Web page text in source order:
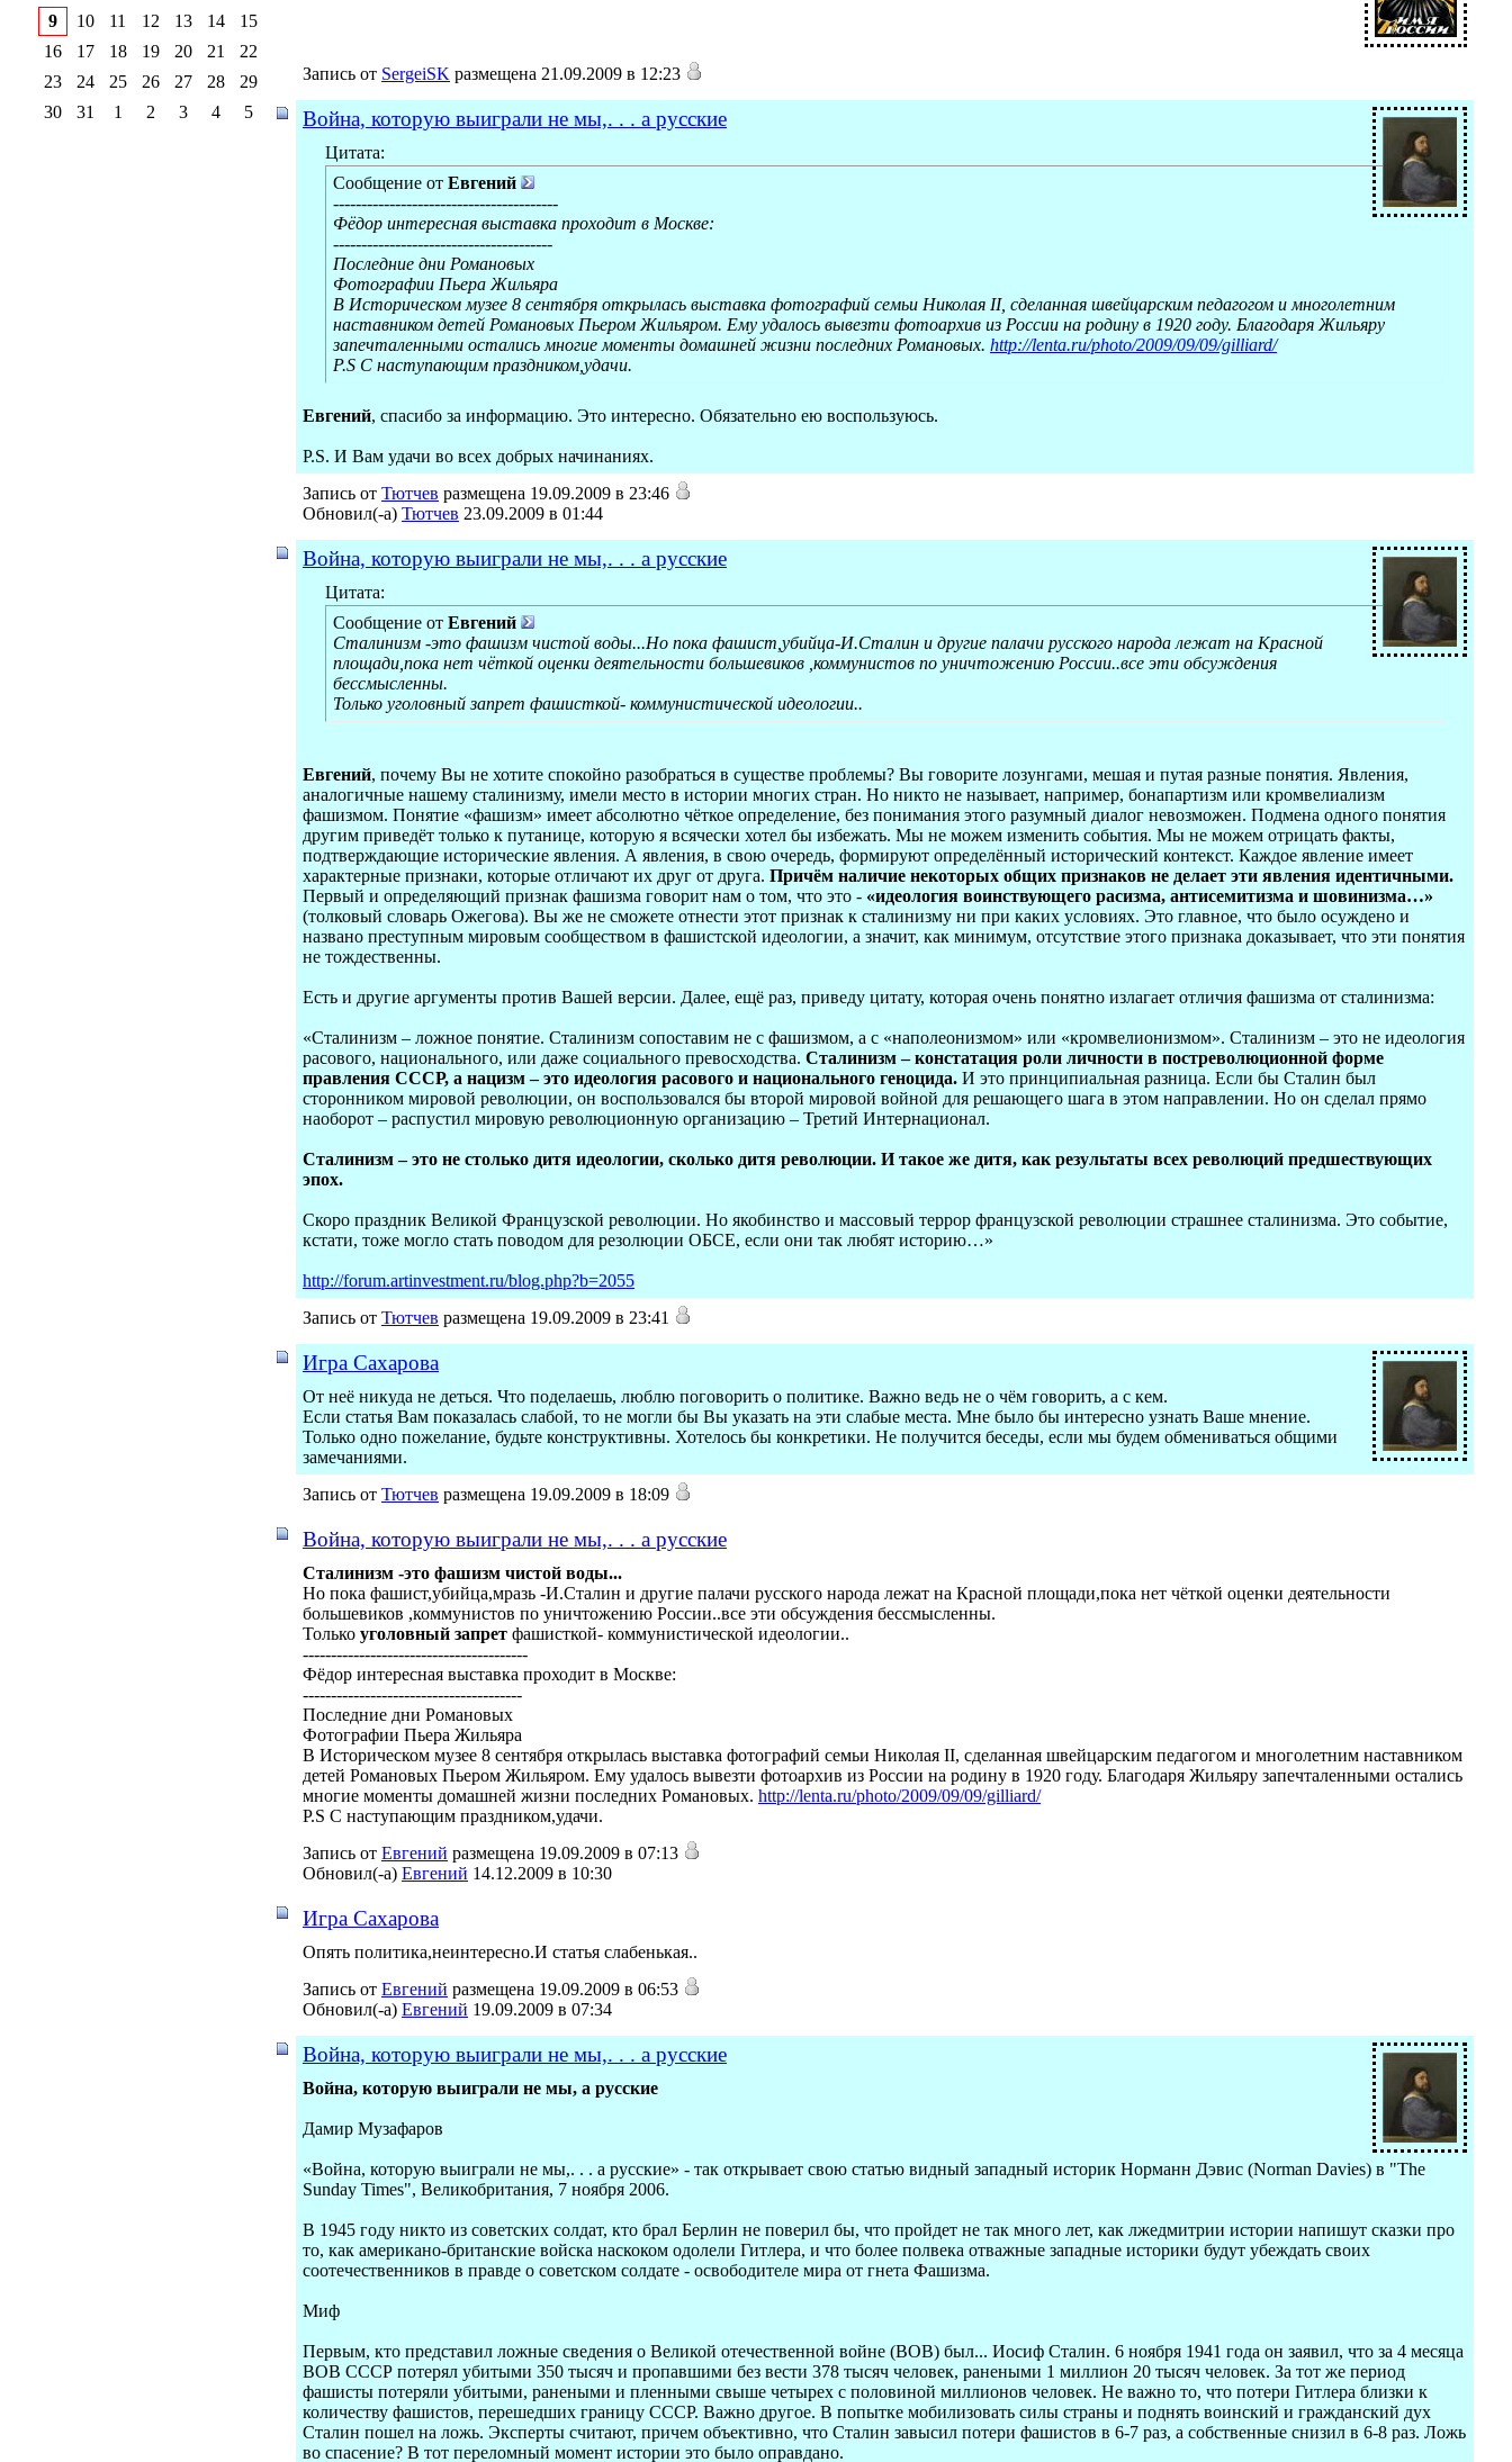
Запись от SergeiSK размещена 21.09.2009 в 12:23
Война, которую выиграли не мы,. . . а русские
Цитата:
Сообщение от Евгений
----------------------------------------
Фёдор интересная выставка проходит в Москве:
---------------------------------------
Последние дни Романовых
Фотографии Пьера Жильяра
В Историческом музее 8 сентября открылась выставка фотографий семьи Николая II, сделанная швейцарским педагогом и многолетним
наставником детей Романовых Пьером Жильяром. Ему удалось вывезти фотоархив из России на родину в 1920 году. Благодаря Жильяру
запечталенными остались многие моменты домашней жизни последних Романовых. http://lenta.ru/photo/2009/09/09/gilliard/
P.S С наступающим праздником,удачи.
Евгений, спасибо за информацию. Это интересно. Обязательно ею воспользуюсь.
P.S. И Вам удачи во всех добрых начинаниях.
Запись от Тютчев размещена 19.09.2009 в 23:46
Обновил(-а) Тютчев 23.09.2009 в 01:44
Война, которую выиграли не мы,. . . а русские
Цитата:
Сообщение от Евгений
Сталинизм -это фашизм чистой воды...Но пока фашист,убийца-И.Сталин и другие палачи русского народа лежат на Красной
площади,пока нет чёткой оценки деятельности большевиков ,коммунистов по уничтожению России..все эти обсуждения
бессмысленны.
Только уголовный запрет фашисткой- коммунистической идеологии..
Евгений, почему Вы не хотите спокойно разобраться в существе проблемы? Вы говорите лозунгами, мешая и путая разные понятия. Явления,
аналогичные нашему сталинизму, имели место в истории многих стран. Но никто не называет, например, бонапартизм или кромвелиализм
фашизмом. Понятие «фашизм» имеет абсолютно чёткое определение, без понимания этого разумный диалог невозможен. Подмена одного понятия
другим приведёт только к путанице, которую я всячески хотел бы избежать. Мы не можем изменить события. Мы не можем отрицать факты,
подтверждающие исторические явления. А явления, в свою очередь, формируют определённый исторический контекст. Каждое явление имеет
характерные признаки, которые отличают их друг от друга. Причём наличие некоторых общих признаков не делает эти явления идентичными.
Первый и определяющий признак фашизма говорит нам о том, что это - «идеология воинствующего расизма, антисемитизма и шовинизма…»
(толковый словарь Ожегова). Вы же не сможете отнести этот признак к сталинизму ни при каких условиях. Это главное, что было осуждено и
названо преступным мировым сообществом в фашистской идеологии, а значит, как минимум, отсутствие этого признака доказывает, что эти понятия
не тождественны.
Есть и другие аргументы против Вашей версии. Далее, ещё раз, приведу цитату, которая очень понятно излагает отличия фашизма от сталинизма:
«Сталинизм – ложное понятие. Сталинизм сопоставим не с фашизмом, а с «наполеонизмом» или «кромвелионизмом». Сталинизм – это не идеология
расового, национального, или даже социального превосходства. Сталинизм – констатация роли личности в постреволюционной форме
правления СССР, а нацизм – это идеология расового и национального геноцида. И это принципиальная разница. Если бы Сталин был
сторонником мировой революции, он воспользовался бы второй мировой войной для решающего шага в этом направлении. Но он сделал прямо
наоборот – распустил мировую революционную организацию – Третий Интернационал.
Сталинизм – это не столько дитя идеологии, сколько дитя революции. И такое же дитя, как результаты всех революций предшествующих
эпох.
Скоро праздник Великой Французской революции. Но якобинство и массовый террор французской революции страшнее сталинизма. Это событие,
кстати, тоже могло стать поводом для резолюции ОБСЕ, если они так любят историю…»
http://forum.artinvestment.ru/blog.php?b=2055
Запись от Тютчев размещена 19.09.2009 в 23:41
Игра Сахарова
От неё никуда не деться. Что поделаешь, люблю поговорить о политике. Важно ведь не о чём говорить, а с кем.
Если статья Вам показалась слабой, то не могли бы Вы указать на эти слабые места. Мне было бы интересно узнать Ваше мнение.
Только одно пожелание, будьте конструктивны. Хотелось бы конкретики. Не получится беседы, если мы будем обмениваться общими
замечаниями.
Запись от Тютчев размещена 19.09.2009 в 18:09
Война, которую выиграли не мы,. . . а русские
Сталинизм -это фашизм чистой воды...
Но пока фашист,убийца,мразь -И.Сталин и другие палачи русского народа лежат на Красной площади,пока нет чёткой оценки деятельности
большевиков ,коммунистов по уничтожению России..все эти обсуждения бессмысленны.
Только уголовный запрет фашисткой- коммунистической идеологии..
----------------------------------------
Фёдор интересная выставка проходит в Москве:
---------------------------------------
Последние дни Романовых
Фотографии Пьера Жильяра
В Историческом музее 8 сентября открылась выставка фотографий семьи Николая II, сделанная швейцарским педагогом и многолетним наставником
детей Романовых Пьером Жильяром. Ему удалось вывезти фотоархив из России на родину в 1920 году. Благодаря Жильяру запечталенными остались
многие моменты домашней жизни последних Романовых. http://lenta.ru/photo/2009/09/09/gilliard/
P.S С наступающим праздником,удачи.
Запись от Евгений размещена 19.09.2009 в 07:13
Обновил(-а) Евгений 14.12.2009 в 10:30
Игра Сахарова
Опять политика,неинтересно.И статья слабенькая..
Запись от Евгений размещена 19.09.2009 в 06:53
Обновил(-а) Евгений 19.09.2009 в 07:34
Война, которую выиграли не мы,. . . а русские
Война, которую выиграли не мы, а русские
Дамир Музафаров
«Война, которую выиграли не мы,. . . а русские» - так открывает свою статью видный западный историк Норманн Дэвис (Norman Davies) в "The
Sunday Times", Великобритания, 7 ноября 2006.
В 1945 году никто из советских солдат, кто брал Берлин не поверил бы, что пройдет не так много лет, как лжедмитрии истории напишут сказки про
то, как американо-британские войска наскоком одолели Гитлера, и что более полвека отважные западные историки будут убеждать своих
соотечественников в правде о советском солдате - освободителе мира от гнета Фашизма.
Миф
Первым, кто представил ложные сведения о Великой отечественной войне (ВОВ) был... Иосиф Сталин. 6 ноября 1941 года он заявил, что за 4 месяца
ВОВ СССР потерял убитыми 350 тысяч и пропавшими без вести 378 тысяч человек, ранеными 1 миллион 20 тысяч человек. За тот же период
фашисты потеряли убитыми, ранеными и пленными свыше четырех с половиной миллионов человек. Не важно то, что потери Гитлера близки к
количеству фашистов, перешедших границу СССР. Важно другое. В попытке мобилизовать силы страны и поднять воинский и гражданский дух
Сталин пошел на ложь. Эксперты считают, причем объективно, что Сталин завысил потери фашистов в 6-7 раз, а собственные снизил в 6-8 раз. Ложь
во спасение? В тот переломный момент истории это было оправдано.
9
10 11 12 13 14
15
16
17 18 19 20 21
22
23
24 25 26 27 28
29
30
31 1 2 3 4 5